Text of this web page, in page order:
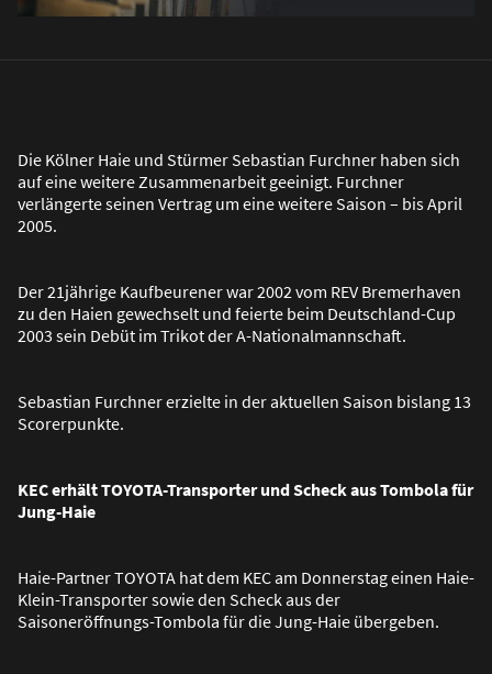
Die Kölner Haie und Stürmer Sebastian Furchner haben sich
auf eine weitere Zusammenarbeit geeinigt. Furchner
verlängerte seinen Vertrag um eine weitere Saison – bis April
2005.
Der 21jährige Kaufbeurener war 2002 vom REV Bremerhaven
zu den Haien gewechselt und feierte beim Deutschland-Cup
2003 sein Debüt im Trikot der A-Nationalmannschaft.
Sebastian Furchner erzielte in der aktuellen Saison bislang 13
Scorerpunkte.
KEC erhält TOYOTA-Transporter und Scheck aus Tombola für
Jung-Haie
Haie-Partner TOYOTA hat dem KEC am Donnerstag einen Haie-
Klein-Transporter sowie den Scheck aus der
Saisoneröffnungs-Tombola für die Jung-Haie übergeben.